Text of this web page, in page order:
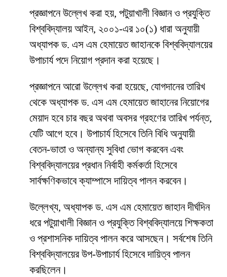
প্রজ্ঞাপনে উল্লেখ করা হয়, পটুয়াখালী বিজ্ঞান ও প্রযুক্তি
বিশ্ববিদ্যালয় আইন, ২০০১-এর ১০(১) ধারা অনুযায়ী
অধ্যাপক ড. এস এম হেমায়েত জাহানকে বিশ্ববিদ্যালয়ের
উপাচার্য পদে নিয়োগ প্রদান করা হয়েছে।
প্রজ্ঞাপনে আরো উল্লেখ করা হয়েছে, যোগদানের তারিখ
থেকে অধ্যাপক ড. এস এম হেমায়েত জাহানের নিয়োগের
মেয়াদ হবে চার বছর অথবা অবসর গ্রহণের তারিখ পর্যন্ত,
যেটি আগে হবে। উপাচার্য হিসেবে তিনি বিধি অনুযায়ী
বেতন-ভাতা ও অন্যান্য সুবিধা ভোগ করবেন এবং
বিশ্ববিদ্যালয়ের প্রধান নির্বাহী কর্মকর্তা হিসেবে
সার্বক্ষণিকভাবে ক্যাম্পাসে দায়িত্ব পালন করবেন।
উল্লেখ্য, অধ্যাপক ড. এস এম হেমায়েত জাহান দীর্ঘদিন
ধরে পটুয়াখালী বিজ্ঞান ও প্রযুক্তি বিশ্ববিদ্যালয়ে শিক্ষকতা
ও প্রশাসনিক দায়িত্ব পালন করে আসছেন। সর্বশেষ তিনি
বিশ্ববিদ্যালয়ের উপ-উপাচার্য হিসেবে দায়িত্ব পালন
করছিলেন।